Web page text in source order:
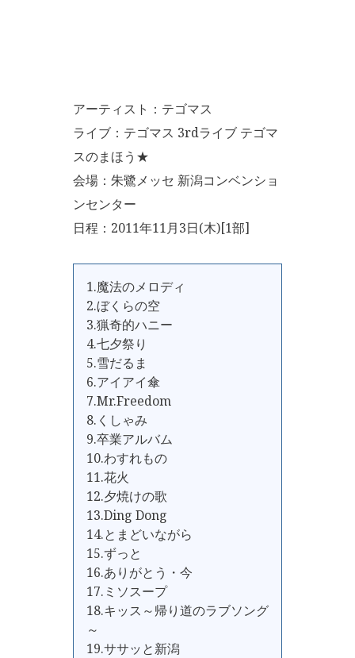
アーティスト：テゴマス
ライブ：テゴマス 3rdライブ テゴマ
スのまほう★
会場：朱鷺メッセ 新潟コンベンショ
ンセンター
日程：2011年11月3日(木)[1部]
1.魔法のメロディ
2.ぼくらの空
3.猟奇的ハニー
4.七夕祭り
5.雪だるま
6.アイアイ傘
7.Mr.Freedom
8.くしゃみ
9.卒業アルバム
10.わすれもの
11.花火
12.夕焼けの歌
13.Ding Dong
14.とまどいながら
15.ずっと
16.ありがとう・今
17.ミソスープ
18.キッス～帰り道のラブソング
～
19.ササッと新潟